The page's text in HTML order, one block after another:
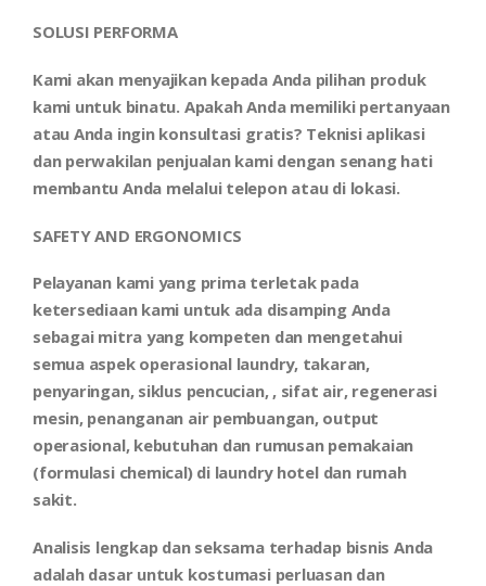
SOLUSI PERFORMA
Kami akan menyajikan kepada Anda pilihan produk
kami untuk binatu. Apakah Anda memiliki pertanyaan
atau Anda ingin konsultasi gratis? Teknisi aplikasi
dan perwakilan penjualan kami dengan senang hati
membantu Anda melalui telepon atau di lokasi.
SAFETYAND ERGONOMICS
Pelayanan kami yang prima terletak pada
ketersediaan kami untuk ada disamping Anda
sebagai mitra yang kompeten dan mengetahui
semua aspek operasional laundry, takaran,
penyaringan, siklus pencucian, , sifat air, regenerasi
mesin, penanganan air pembuangan, output
operasional, kebutuhan dan rumusan pemakaian
(formulasi chemical) di laundry hotel dan rumah
sakit.
Analisis lengkap dan seksama terhadap bisnis Anda
adalah dasar untuk kostumasi perluasan dan